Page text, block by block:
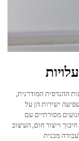
ההנדסית המודרנית,
ישירות הן על
מסורתיים עם
וייצור חום, העיצוב
מכנית